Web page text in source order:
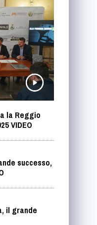
la Reggio
VIDEO
successo,
il grande